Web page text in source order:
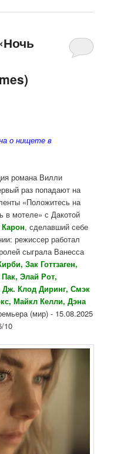
о нищете в
романа Вилли
раз попадают на
«Положитесь на
мотеле» с Дакотой
, сделавший себе
режиссер работал
сыграла Ванесса
Зак Готтзаген,
Элай Рот,
Клод Диринг, Смэк
Майкл Келли, Дэна
(мир) - 15.08.2025
10